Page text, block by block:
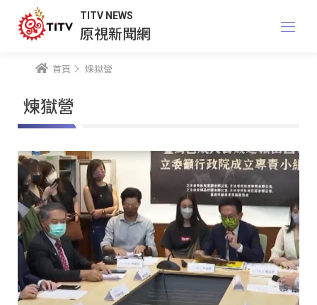
TITV NEWS
原視新聞網
首頁 煉獄營
煉獄營